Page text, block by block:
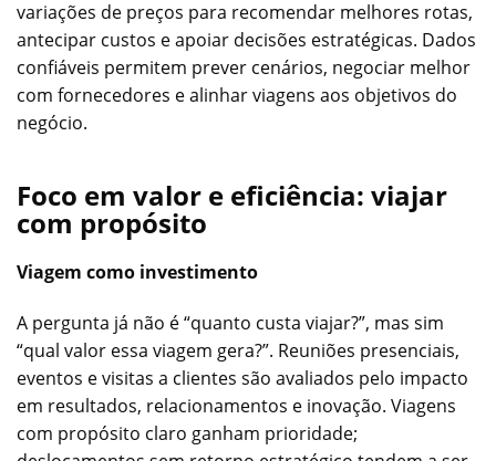
variações de preços para recomendar melhores rotas,
antecipar custos e apoiar decisões estratégicas. Dados
confiáveis permitem prever cenários, negociar melhor
com fornecedores e alinhar viagens aos objetivos do
negócio.
Foco em valor e eficiência: viajar
com propósito
Viagem como investimento
A pergunta já não é “quanto custa viajar?”, mas sim
“qual valor essa viagem gera?”. Reuniões presenciais,
eventos e visitas a clientes são avaliados pelo impacto
em resultados, relacionamentos e inovação. Viagens
com propósito claro ganham prioridade;